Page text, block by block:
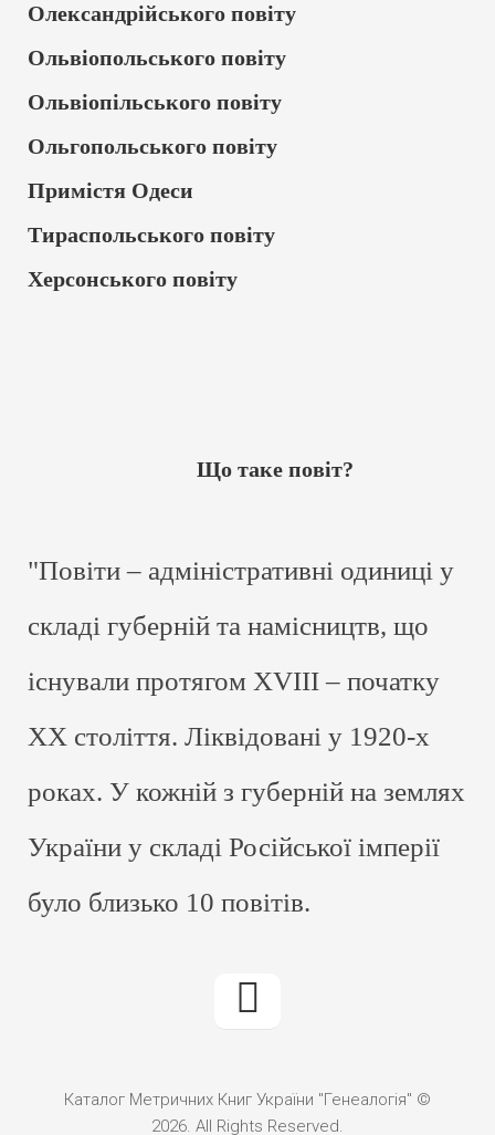
Олександрійського повіту
Ольвіопольського повіту
Ольвіопільського повіту
Ольгопольського повіту
Примістя Одеси
Тираспольського повіту
Херсонського повіту
Що таке повіт?
"Повіти – адміністративні одиниці у
складі губерній та намісництв, що
існували протягом XVIII – початку
ХХ століття. Ліквідовані у 1920-х
роках. У кожній з губерній на землях
України у складі Російської імперії
було близько 10 повітів.
Каталог Метричних Книг України "Генеалогія" ©
2026. All Rights Reserved.